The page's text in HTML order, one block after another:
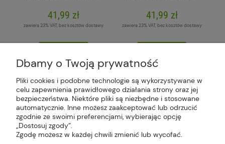
41,99 zł
zawiera 23% VAT, bez kosztów dostawy
41,99 zł
zawiera 23% VAT, bez kosztów dostawy
Plus Market Sp. z o.o. | Zakręcie 2K, 22-300
Krasnystaw, woj. lubelskie | sklep@plus-market.pl
| tel: 607 770 953 | NIP: 5170405164
Dbamy o Twoją prywatność
Pliki cookies i podobne technologie są wykorzystywane w
celu zapewnienia prawidłowego działania strony oraz jej
bezpieczeństwa. Niektóre pliki są niezbędne i stosowane
automatycznie. Inne możesz zaakceptować lub odrzucić
zgodnie ze swoimi preferencjami, wybierając opcję
„Dostosuj zgody”.
Zgodę możesz w każdej chwili zmienić lub wycofać.